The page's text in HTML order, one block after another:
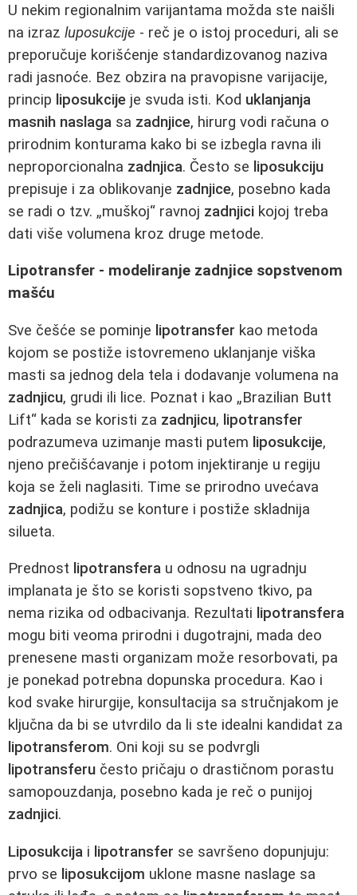
U nekim regionalnim varijantama možda ste naišli
na izraz luposukcije - reč je o istoj proceduri, ali se
preporučuje korišćenje standardizovanog naziva
radi jasnoće. Bez obzira na pravopisne varijacije,
princip liposukcije je svuda isti. Kod uklanjanja
masnih naslaga sa zadnjice, hirurg vodi računa o
prirodnim konturama kako bi se izbegla ravna ili
neproporcionalna zadnjica. Često se liposukciju
prepisuje i za oblikovanje zadnjice, posebno kada
se radi o tzv. „muškoj“ ravnoj zadnjici kojoj treba
dati više volumena kroz druge metode.
Lipotransfer - modeliranje zadnjice sopstvenom
mašću
Sve češće se pominje lipotransfer kao metoda
kojom se postiže istovremeno uklanjanje viška
masti sa jednog dela tela i dodavanje volumena na
zadnjicu, grudi ili lice. Poznat i kao „Brazilian Butt
Lift“ kada se koristi za zadnjicu, lipotransfer
podrazumeva uzimanje masti putem liposukcije,
njeno prečišćavanje i potom injektiranje u regiju
koja se želi naglasiti. Time se prirodno uvećava
zadnjica, podižu se konture i postiže skladnija
silueta.
Prednost lipotransfera u odnosu na ugradnju
implanata je što se koristi sopstveno tkivo, pa
nema rizika od odbacivanja. Rezultati lipotransfera
mogu biti veoma prirodni i dugotrajni, mada deo
prenesene masti organizam može resorbovati, pa
je ponekad potrebna dopunska procedura. Kao i
kod svake hirurgije, konsultacija sa stručnjakom je
ključna da bi se utvrdilo da li ste idealni kandidat za
lipotransferom. Oni koji su se podvrgli
lipotransferu često pričaju o drastičnom porastu
samopouzdanja, posebno kada je reč o punijoj
zadnjici.
Liposukcija i lipotransfer se savršeno dopunjuju:
prvo se liposukcijom uklone masne naslage sa